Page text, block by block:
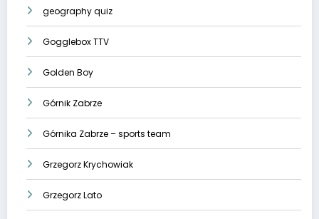
geography quiz
Gogglebox TTV
Golden Boy
Górnik Zabrze
Górnika Zabrze – sports team
Grzegorz Krychowiak
Grzegorz Lato